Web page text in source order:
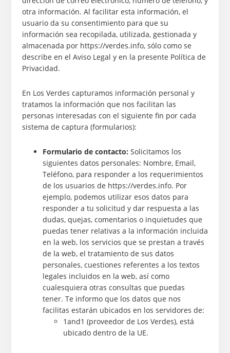
otra información. Al facilitar esta información, el
usuario da su consentimiento para que su
información sea recopilada, utilizada, gestionada y
almacenada por https://verdes.info, sólo como se
describe en el Aviso Legal y en la presente Política de
Privacidad.
En Los Verdes capturamos información personal y
tratamos la información que nos facilitan las
personas interesadas con el siguiente fin por cada
sistema de captura (formularios):
Formulario de contacto: Solicitamos los
siguientes datos personales: Nombre, Email,
Teléfono, para responder a los requerimientos
de los usuarios de https://verdes.info. Por
ejemplo, podemos utilizar esos datos para
responder a tu solicitud y dar respuesta a las
dudas, quejas, comentarios o inquietudes que
puedas tener relativas a la información incluida
en la web, los servicios que se prestan a través
de la web, el tratamiento de sus datos
personales, cuestiones referentes a los textos
legales incluidos en la web, así como
cualesquiera otras consultas que puedas
tener. Te informo que los datos que nos
facilitas estarán ubicados en los servidores de:
1and1 (proveedor de Los Verdes), está
ubicado dentro de la UE.